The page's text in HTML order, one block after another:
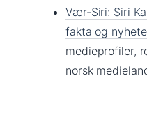
Vær-Siri: Siri
fakta og
medieprofiler,
norsk